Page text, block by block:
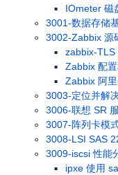
IOmeter 磁
3001-数据存储
3002-Zabbix 源
zabbix-TLS
Zabbix 配置
Zabbix 阿
3003-定位并解
3006-联想 SR
3007-阵列卡模
3008-LSI SAS
3009-iscsi 性能
ipxe 使用